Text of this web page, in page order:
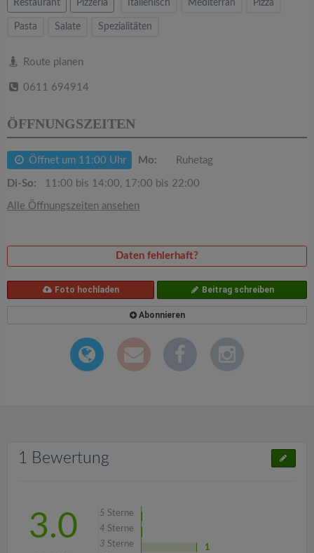
Restaurant Pizzeria Italienisch Mediterran Pizza
Pasta Salate Spezialitäten
Route planen
0611 694914
ÖFFNUNGSZEITEN
Öffnet um 11:00 Uhr Mo: Ruhetag
Di-So: 11:00 bis 14:00, 17:00 bis 22:00
Alle Öffnungszeiten ansehen
Daten fehlerhaft?
Foto hochladen Beitrag schreiben
Abonnieren
1 Bewertung
3.0 5 Sterne
4 Sterne
3 Sterne
1
t
i